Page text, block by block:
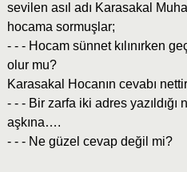
sevilen asıl adı Karasakal
hocama sormuşlar;
- - - Hocam sünnet kılınırken
olur mu?
Karasakal Hocanın cevabı
- - - Bir zarfa iki adres
aşkına….
- - - Ne güzel cevap değil mi?